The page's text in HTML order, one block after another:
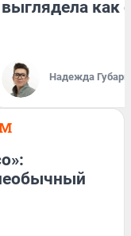
выглядела как
Надежда Губарь